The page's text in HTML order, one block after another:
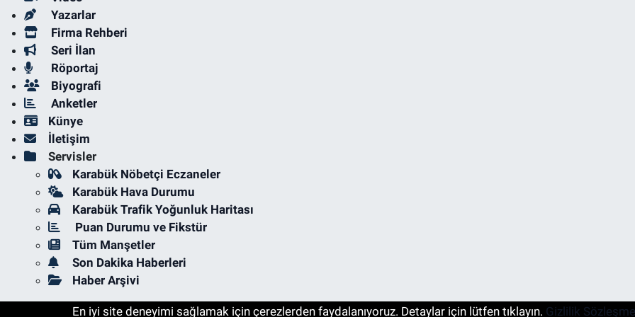
Yazarlar
Firma Rehberi
Seri İlan
Röportaj
Biyografi
Anketler
Künye
İletişim
Servisler
Karabük Nöbetçi Eczaneler
Karabük Hava Durumu
Karabük Trafik Yoğunluk Haritası
Puan Durumu ve Fikstür
Tüm Manşetler
Son Dakika Haberleri
Haber Arşivi
En iyi site deneyimi sağlamak için çerezlerden faydalanıyoruz. Detaylar için lütfen tıklayın. Gizlilik